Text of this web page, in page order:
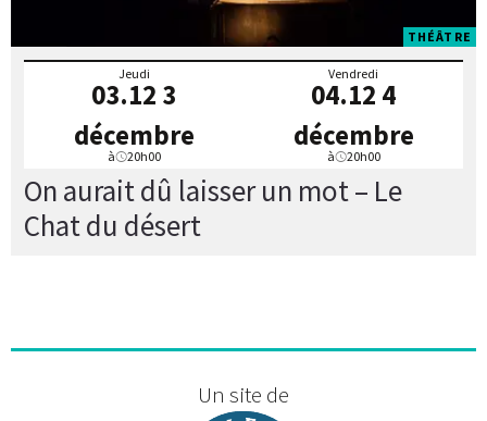
On aurait dû laisser un mot – Le
Chat du désert
Jeudi
03.12 3
décembre
à 20h00
Vendredi
04.12 4
décembre
à 20h00
THÉÂTRE
Un site de